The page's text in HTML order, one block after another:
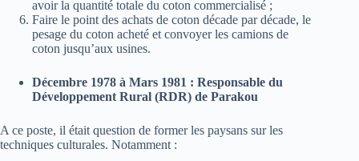
avoir la quantité totale du coton commercialisé ;
Faire le point des achats de coton décade par décade, le
pesage du coton acheté et convoyer les camions de
coton jusqu’aux usines.
Décembre 1978 à Mars 1981 : Responsable du
Développement Rural (RDR) de Parakou
A ce poste, il était question de former les paysans sur les
techniques culturales. Notamment :